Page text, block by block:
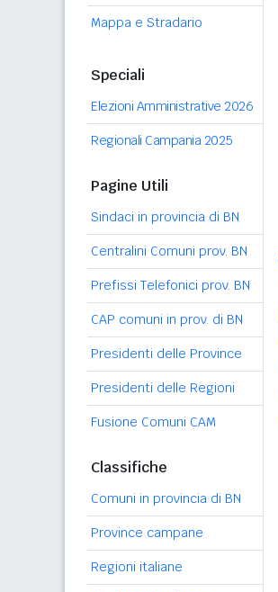
Mappa e Stradario
Speciali
Elezioni Amministrative 2026
Regionali Campania 2025
Pagine Utili
Sindaci in provincia di BN
Centralini Comuni prov. BN
Prefissi Telefonici prov. BN
CAP comuni in prov. di BN
Presidenti delle Province
Presidenti delle Regioni
Fusione Comuni CAM
Classifiche
Comuni in provincia di BN
Province campane
Regioni italiane